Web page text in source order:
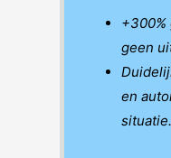
geen
en
situatie.